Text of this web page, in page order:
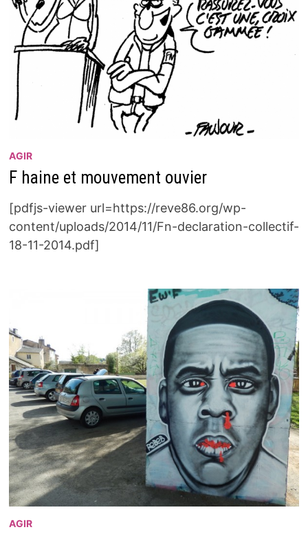
AGIR
F haine et mouvement ouvier
[pdfjs-viewer url=https://reve86.org/wp-
content/uploads/2014/11/Fn-declaration-collectif-
18-11-2014.pdf]
AGIR